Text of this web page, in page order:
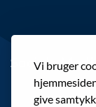
Vi bruger
give
Sociale
Facebook